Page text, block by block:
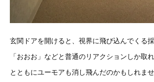
玄関ドアを開けると、視界に飛び込んでくる
「おおお」などと普通のリアクションしか取
とともにユーモアも消し飛んだのかもしれませ